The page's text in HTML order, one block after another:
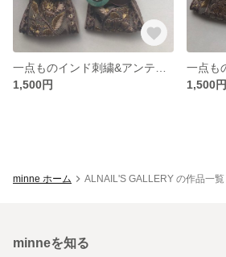
1,500円
1,500円
minne ホーム ALNAIL'S GALLERY の作品一覧
minneを知る